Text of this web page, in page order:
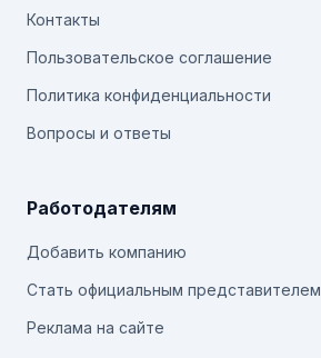
Контакты
Пользовательское соглашение
Политика конфиденциальности
Вопросы и ответы
Работодателям
Добавить компанию
Стать официальным представителем
Реклама на сайте